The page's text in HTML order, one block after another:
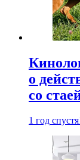
о
со
1 год спустя